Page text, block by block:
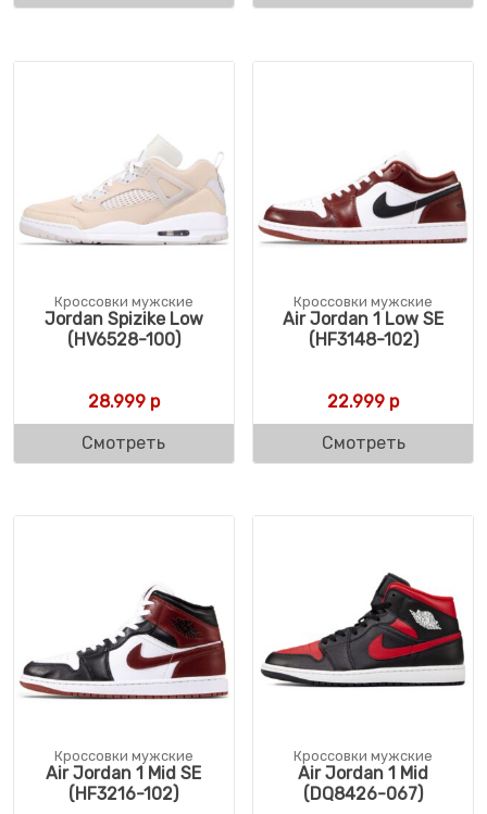
Кроссовки мужские
Jordan Spizike Low
(HV6528-100)
28.999р
Смотреть
Кроссовки мужские
Air Jordan 1 Low SE
(HF3148-102)
22.999 р
Смотреть
Кроссовки мужские
Air Jordan 1 Mid SЕ
(HF3216-102)
Кроссовки мужские
Air Jordan 1 Mid
(DQ8426-067)